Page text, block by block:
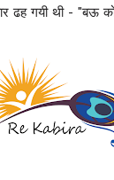
ढह गयी थी - "बऊ